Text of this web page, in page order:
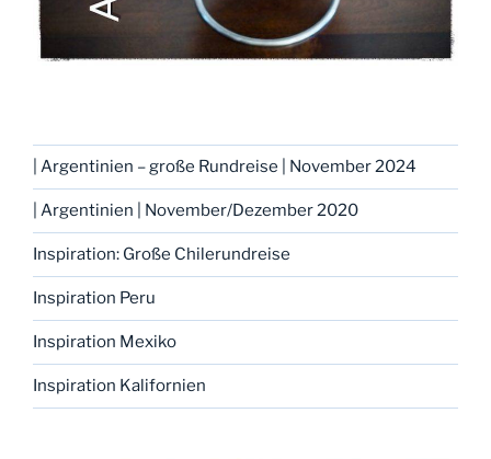
| Argentinien – große Rundreise | November 2024
| Argentinien | November/Dezember 2020
Inspiration: Große Chilerundreise
Inspiration Peru
Inspiration Mexiko
Inspiration Kalifornien